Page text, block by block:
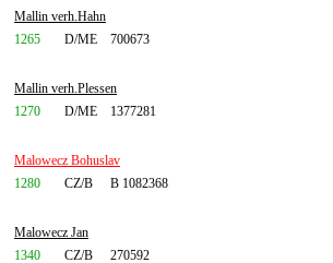
Mallin verh.Hahn
1265
D/ME 700673
Mallin verh.Plessen
1270
D/ME 1377281
Malowecz Bohuslav
1280
CZ/B B 1082368
Malowecz Jan
1340
CZ/B 270592